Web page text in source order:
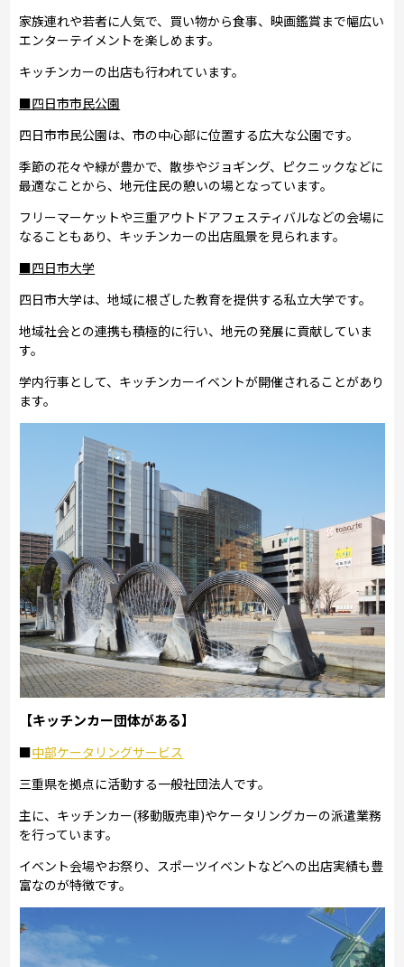
家族連れや若者に人気で、買い物から食事、映画鑑賞まで幅広い
エンターテイメントを楽しめます。
キッチンカーの出店も行われています。
■四日市市民公園
四日市市民公園は、市の中心部に位置する広大な公園です。
季節の花々や緑が豊かで、散歩やジョギング、ピクニックなどに
最適なことから、地元住民の憩いの場となっています。
フリーマーケットや三重アウトドアフェスティバルなどの会場に
なることもあり、キッチンカーの出店風景を見られます。
■四日市大学
四日市大学は、地域に根ざした教育を提供する私立大学です。
地域社会との連携も積極的に行い、地元の発展に貢献していま
す。
学内行事として、キッチンカーイベントが開催されることがあり
ます。
【キッチンカー団体がある】
■中部ケータリングサービス
三重県を拠点に活動する一般社団法人です。
主に、キッチンカー(移動販売車)やケータリングカーの派遣業務
を行っています。
イベント会場やお祭り、スポーツイベントなどへの出店実績も豊
富なのが特徴です。